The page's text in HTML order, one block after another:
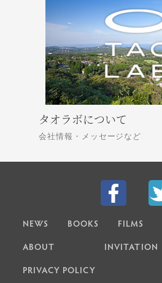
タオラボについて
会社情報・メッセージなど
NEWS BOOKS FILMS
ABOUT INVITATION
PRIVACY POLICY